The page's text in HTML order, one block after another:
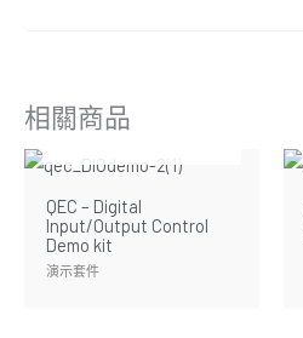
相關商品
暫無庫存
QEC – Digital
Input/Output Control
Demo kit
演示套件